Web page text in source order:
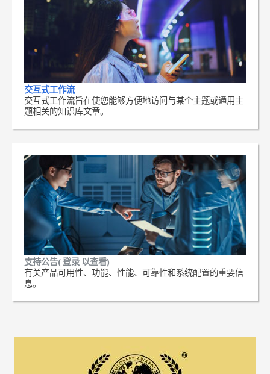
交互式工作流
交互式工作流旨在使您能够方便地访问与某个主题或通用主
题相关的知识库文章。
支持公告( 登录 以查看)
有关产品可用性、功能、性能、可靠性和系统配置的重要信
息。